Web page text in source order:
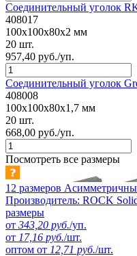
Соединительный уголок
408017
100x100x80x2 мм
20 шт.
957,40 руб./уп.
Соединительный уголок
408008
100x100x80x1,7 мм
20 шт.
668,00 руб./уп.
Посмотреть все размеры
12 размеров
Производитель: ROCK
размеры
от 343,20 руб./уп.
от 17,16 руб./шт.
оптом от 12,71 руб./шт.